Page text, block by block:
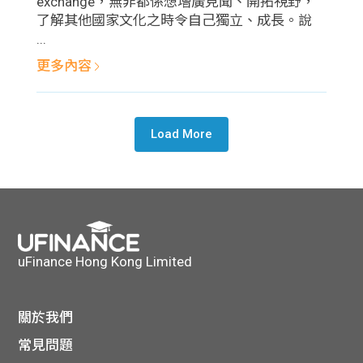
了解其他國家文化之時令自己獨立、成長。說
...
更多內容
Load More
uFinance Hong Kong Limited
關於我們
常見問題